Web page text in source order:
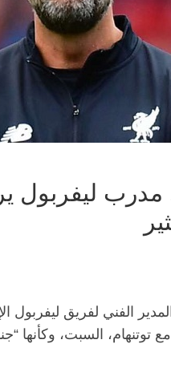
مدرب ليفربول
الفني لفريق ليفربول
السبت، وكأنها